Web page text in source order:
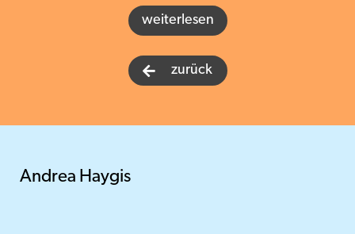
weiterlesen
 zurück
Andrea Haygis